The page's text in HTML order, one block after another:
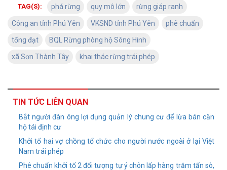
TAG(S): phá rừng quy mô lớn rừng giáp ranh
Công an tỉnh Phú Yên VKSND tỉnh Phú Yên phê chuẩn
tống đạt BQL Rừng phòng hộ Sông Hinh
xã Sơn Thành Tây khai thác rừng trái phép
TIN TỨC LIÊN QUAN
Bắt người đàn ông lợi dụng quản lý chung cư để lừa bán căn
hộ tái định cư
Khởi tố hai vợ chồng tổ chức cho người nước ngoài ở lại Việt
Nam trái phép
Phê chuẩn khởi tố 2 đối tượng tự ý chôn lấp hàng trăm tấn sò,